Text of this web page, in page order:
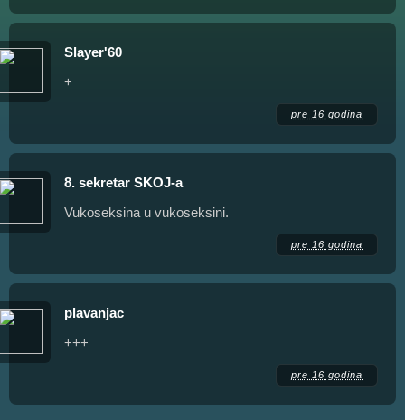
Slayer'60
+
pre 16 godina
8. sekretar SKOJ-a
Vukoseksina u vukoseksini.
pre 16 godina
plavanjac
+++
pre 16 godina